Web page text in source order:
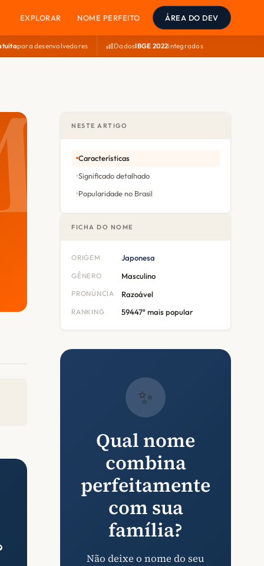
EXPLORAR NOME PERFEITO ÁREA DO DEV
para desenvolvedores DadosIBGE 2022integrados
NESTE ARTIGO
Características
Significado detalhado
Popularidade no Brasil
FICHA DO NOME
ORIGEM Japonesa
GÊNERO Masculino
PRONÚNCIA Razoável
RANKING 59447º mais popular
✨
Qual nome
combina
perfeitamente
com sua
família?
Não deixe o nome do seu